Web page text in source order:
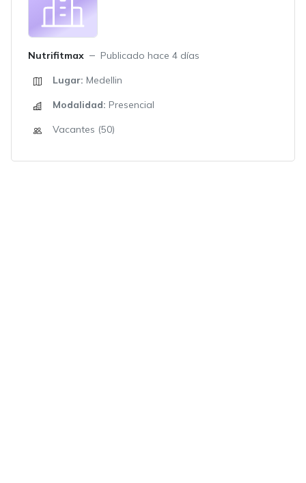
Nutrifitmax
Publicado hace 4 días
Lugar: Medellin
Modalidad: Presencial
Vacantes (50)